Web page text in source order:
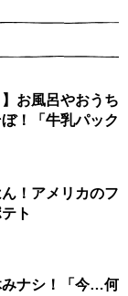
お風呂やおうち
！「牛乳パック
！アメリカのフ
ト
みナシ！「今…何